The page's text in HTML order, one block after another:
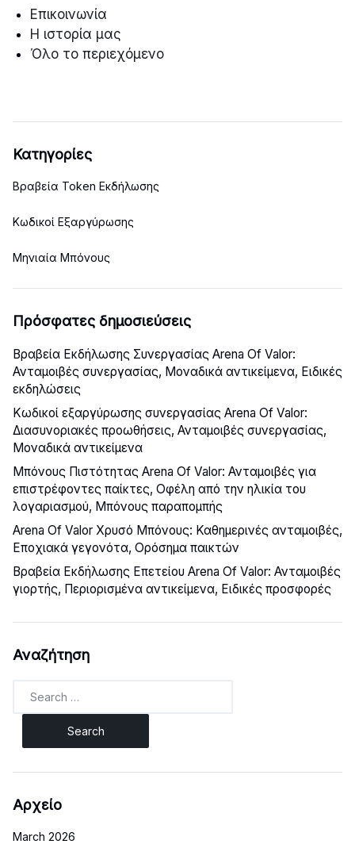
Επικοινωνία
Η ιστορία μας
Όλο το περιεχόμενο
Κατηγορίες
Βραβεία Token Εκδήλωσης
Κωδικοί Εξαργύρωσης
Μηνιαία Μπόνους
Πρόσφατες δημοσιεύσεις
Βραβεία Εκδήλωσης Συνεργασίας Arena Of Valor:
Ανταμοιβές συνεργασίας, Μοναδικά αντικείμενα, Ειδικές
εκδηλώσεις
Κωδικοί εξαργύρωσης συνεργασίας Arena Of Valor:
Διασυνοριακές προωθήσεις, Ανταμοιβές συνεργασίας,
Μοναδικά αντικείμενα
Μπόνους Πιστότητας Arena Of Valor: Ανταμοιβές για
επιστρέφοντες παίκτες, Οφέλη από την ηλικία του
λογαριασμού, Μπόνους παραπομπής
Arena Of Valor Χρυσό Μπόνους: Καθημερινές ανταμοιβές,
Εποχιακά γεγονότα, Ορόσημα παικτών
Βραβεία Εκδήλωσης Επετείου Arena Of Valor: Ανταμοιβές
γιορτής, Περιορισμένα αντικείμενα, Ειδικές προσφορές
Αναζήτηση
Search
Αρχείο
March 2026